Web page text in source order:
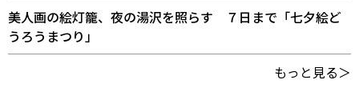
美人画の絵灯籠、夜の湯沢を照らす ７日まで「七夕絵ど
うろうまつり」
もっと見る＞